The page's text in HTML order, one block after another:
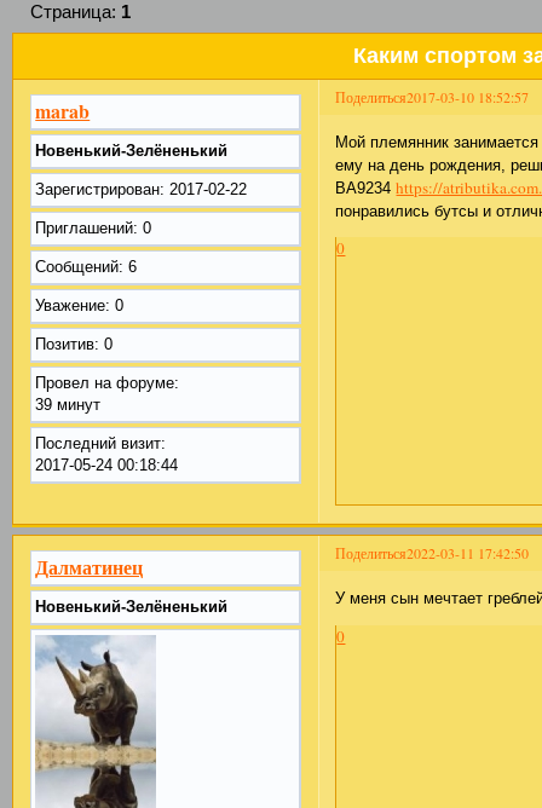
Каким спортом
Страница: 1
Поделиться2017-03-10 18:52:57
marab
Новенький-Зелёненький
Зарегистрирован: 2017-02-22
Приглашений: 0
Сообщений: 6
Уважение: 0
Позитив: 0
Провел на форуме:
39 минут
Последний визит:
2017-05-24 00:18:44
Мой племянник
ему на день рождения,
BA9234https://
понравились бутсы и
0
Поделиться2022-03-11 17:42:50
Далматинец
Новенький-Зелёненький У меня сын мечтает
0